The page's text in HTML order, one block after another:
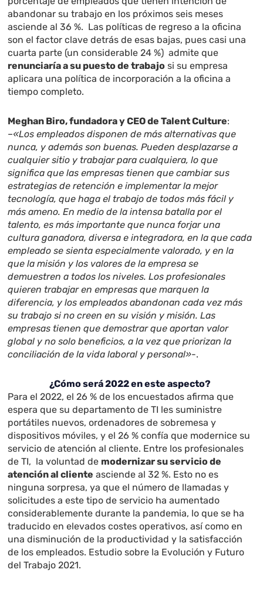
abandonar su trabajo en los próximos seis meses
asciende al 36 %. Las políticas de regreso a la oficina
son el factor clave detrás de esas bajas, pues casi una
cuarta parte (un considerable 24 %) admite que
renunciaría a su puesto de trabajo si su empresa
aplicara una política de incorporación a la oficina a
tiempo completo.
Meghan Biro, fundadora y CEO de Talent Culture:
–«Los empleados disponen de más alternativas que
nunca, y además son buenas. Pueden desplazarse a
cualquier sitio y trabajar para cualquiera, lo que
significa que las empresas tienen que cambiar sus
estrategias de retención e implementar la mejor
tecnología, que haga el trabajo de todos más fácil y
más ameno. En medio de la intensa batalla por el
talento, es más importante que nunca forjar una
cultura ganadora, diversa e integradora, en la que cada
empleado se sienta especialmente valorado, y en la
que la misión y los valores de la empresa se
demuestren a todos los niveles. Los profesionales
quieren trabajar en empresas que marquen la
diferencia, y los empleados abandonan cada vez más
su trabajo si no creen en su visión y misión. Las
empresas tienen que demostrar que aportan valor
global y no solo beneficios, a la vez que priorizan la
conciliación de la vida laboral y personal»-.
¿Cómo será 2022 en este aspecto?
Para el 2022, el 26 % de los encuestados afirma que
espera que su departamento de TI les suministre
portátiles nuevos, ordenadores de sobremesa y
dispositivos móviles, y el 26 % confía que modernice su
servicio de atención al cliente. Entre los profesionales
de TI, la voluntad de modernizar su servicio de
atención al cliente asciende al 32 %. Esto no es
ninguna sorpresa, ya que el número de llamadas y
solicitudes a este tipo de servicio ha aumentado
considerablemente durante la pandemia, lo que se ha
traducido en elevados costes operativos, así como en
una disminución de la productividad y la satisfacción
de los empleados. Estudio sobre la Evolución y Futuro
del Trabajo 2021.